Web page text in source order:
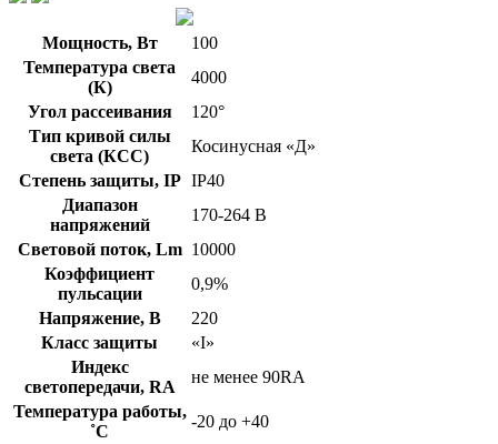
Мощность, Вт
100
Температура света
(К)
4000
Угол рассеивания
120°
Тип кривой силы
света (КСС)
Косинусная «Д»
Степень защиты, IP IP40
Диапазон
напряжений
170-264 В
Световой поток, Lm 10000
Коэффициент
пульсации
0,9%
Напряжение, В
220
Класс защиты
«I»
Индекс
светопередачи, RA
не менее 90RA
Температура работы,
˚С
-20 до +40